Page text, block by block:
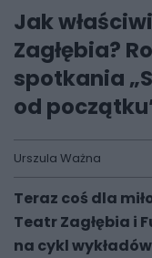
Jak
Zagłębia?
spotkania
od
Urszula Ważna
Teraz coś dla
Teatr Zagłębia i
na cykl